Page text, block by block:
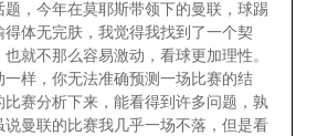
，今年在莫耶斯带领下的曼联，球踢
体无完肤，我觉得我找到了一个契
就不那么容易激动，看球更加理性。
样，你无法准确预测一场比赛的结
赛分析下来，能看得到许多问题，孰
曼联的比赛我几乎一场不落，但是看